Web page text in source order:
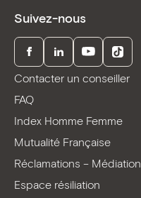
Suivez-nous
FacebookLinkedInYoutubeTikTok
Contacter un conseiller
FAQ
Index Homme Femme
Mutualité Française
Réclamations – Médiation
Espace résiliation